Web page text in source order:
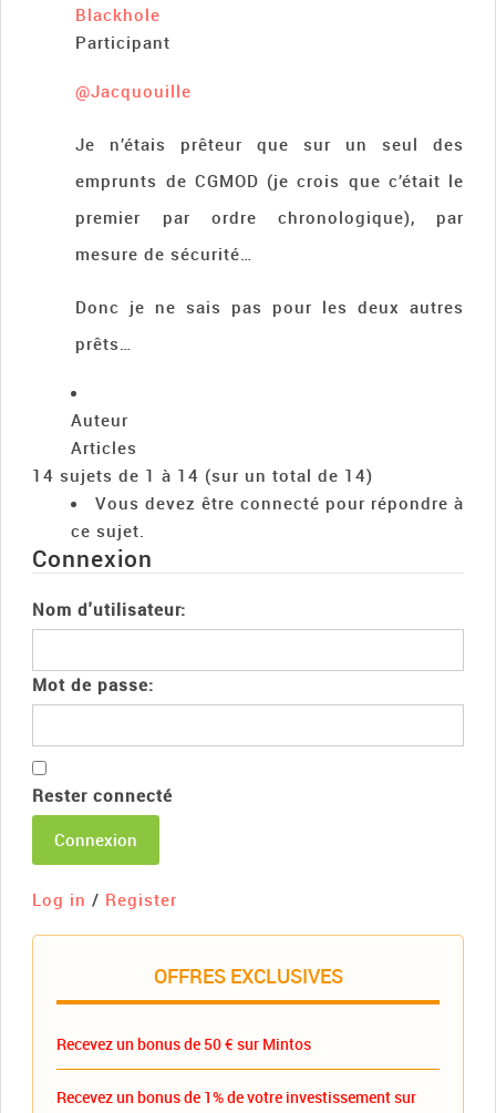
Blackhole
Participant
@Jacquouille
Je n’étais prêteur que sur un seul des
emprunts de CGMOD (je crois que c’était le
premier par ordre chronologique), par
mesure de sécurité…
Donc je ne sais pas pour les deux autres
prêts…
Auteur
Articles
14 sujets de 1 à 14 (sur un total de 14)
Vous devez être connecté pour répondre à
ce sujet.
Connexion
Nom d'utilisateur:
Mot de passe:
Rester connecté
Connexion
Log in / Register
OFFRES EXCLUSIVES
Recevez un bonus de 50 € sur Mintos
Recevez un bonus de 1% de votre investissement sur